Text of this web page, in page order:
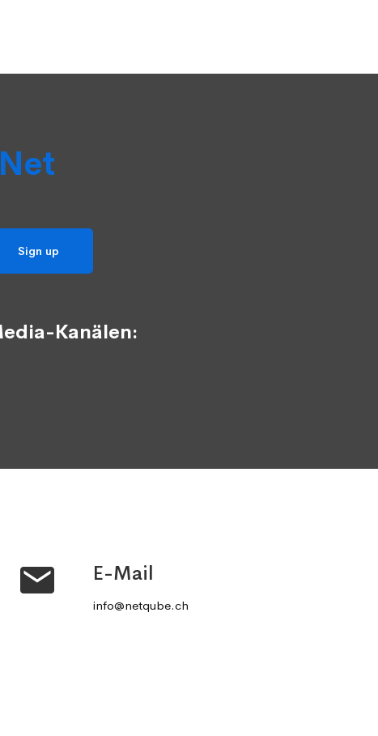
Kanälen:
E-Mail
info@netqube.ch